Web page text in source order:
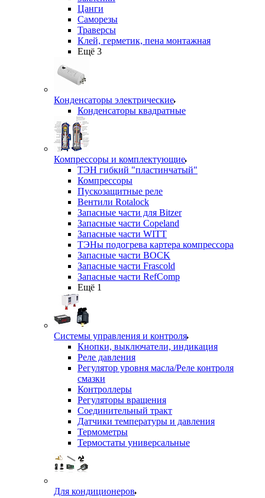
Цанги
Саморезы
Траверсы
Клей, герметик, пена монтажная
Ещё 3
Конденсаторы электрические
Конденсаторы квадратные
Компрессоры и комплектующие
ТЭН гибкий "пластинчатый"
Компрессоры
Пускозащитные реле
Вентили Rotalock
Запасные части для Bitzer
Запасные части Copeland
Запасные части WITT
ТЭНы подогрева картера компрессора
Запасные части BOCK
Запасные части Frascold
Запасные части RefComp
Ещё 1
Системы управления и контроля
Кнопки, выключатели, индикация
Реле давления
Регулятор уровня масла/Реле контроля
смазки
Контроллеры
Регуляторы вращения
Соединительный тракт
Датчики температуры и давления
Термометры
Термостаты универсальные
Для кондиционеров